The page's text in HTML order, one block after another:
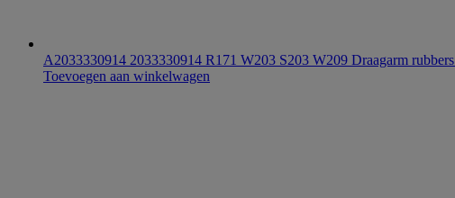
A2033330914 2033330914 R171 W203 S203 W209 Draagarm rubbers
Toevoegen aan winkelwagen